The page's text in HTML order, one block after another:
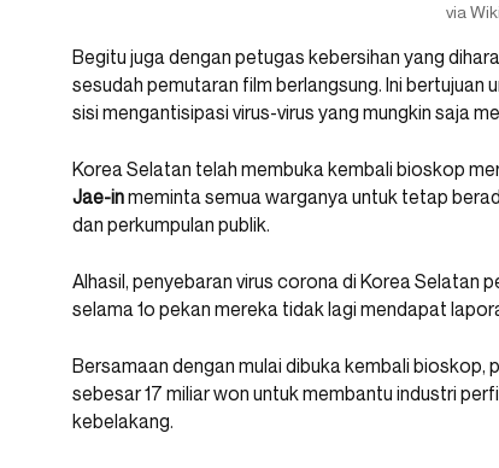
via
Begitu juga dengan petugas kebersihan yang
sesudah pemutaran film berlangsung. Ini
sisi mengantisipasi virus-virus yang mungkin saja
Korea Selatan telah membuka kembali bioskop
Jae-inmeminta semua warganya untuk tetap
dan perkumpulan publik.
Alhasil, penyebaran virus corona di Korea Selatan
selama 1o pekan mereka tidak lagi mendapat
Bersamaan dengan mulai dibuka kembali
sebesar 17 miliar won untuk membantu industri
kebelakang.